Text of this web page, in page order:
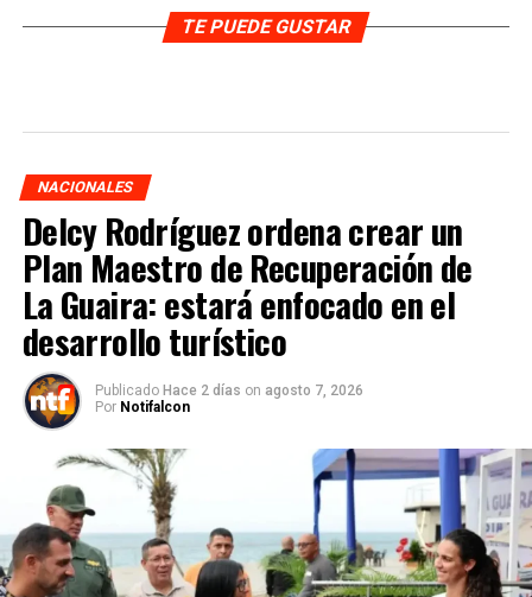
TE PUEDE GUSTAR
NACIONALES
Delcy Rodríguez ordena crear un
Plan Maestro de Recuperación de
La Guaira: estará enfocado en el
desarrollo turístico
Publicado Hace 2 días on agosto 7, 2026
Por Notifalcon